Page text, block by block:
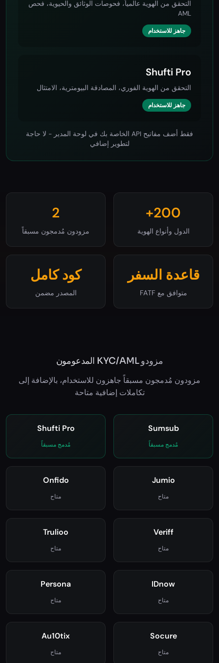
Sumsub
التحقق من الهوية عالمياً، فحوصات الوثائق والحيوية، فحص
AML
Shufti Pro
التحقق من الهوية الفوري، المصادقة البيومترية، الامتثال
لتطوير إضافي
200+
2
قاعدة السفر كود كامل
مزودو KYC/AML المدعومون
مزودون مُدمجون مسبقاً جاهزون للاستخدام، بالإضافة إلى
تكاملات إضافية متاحة
Sumsub
مُدمج مسبقاً
Shufti Pro
مُدمج مسبقاً
Jumio
متاح
Onfido
متاح
Veriff
متاح
Trulioo
متاح
IDnow
متاح
Persona
متاح
Socure
Au10tix